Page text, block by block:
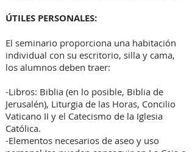
ÚTILES PERSONALES:
El seminario proporciona una habitación
individual con su escritorio, silla y cama,
los alumnos deben traer:
-Libros: Biblia (en lo posible, Biblia de
Jerusalén), Liturgia de las Horas, Concilio
Vaticano II y el Catecismo de la Iglesia
Católica.
-Elementos necesarios de aseo y uso